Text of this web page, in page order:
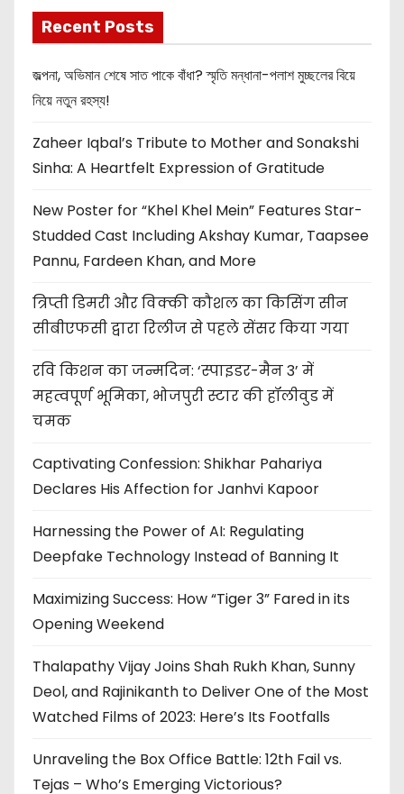
Recent Posts
জল্পনা, অভিমান শেষে সাত পাকে বাঁধা? স্মৃতি মন্ধানা-পলাশ মুচ্ছলের বিয়ে
নিয়ে নতুন রহস্য!
Zaheer Iqbal’s Tribute to Mother and Sonakshi
Sinha: A Heartfelt Expression of Gratitude
New Poster for “Khel Khel Mein” Features Star-
Studded Cast Including Akshay Kumar, Taapsee
Pannu, Fardeen Khan, and More
त्रिप्ती डिमरी और विक्की कौशल का किसिंग सीन
सीबीएफसी द्वारा रिलीज से पहले सेंसर किया गया
रवि किशन का जन्मदिन: ‘स्पाइडर-मैन 3’ में
महत्वपूर्ण भूमिका, भोजपुरी स्टार की हॉलीवुड में
चमक
Captivating Confession: Shikhar Pahariya
Declares His Affection for Janhvi Kapoor
Harnessing the Power of AI: Regulating
Deepfake Technology Instead of Banning It
Maximizing Success: How “Tiger 3” Fared in its
Opening Weekend
Thalapathy Vijay Joins Shah Rukh Khan, Sunny
Deol, and Rajinikanth to Deliver One of the Most
Watched Films of 2023: Here’s Its Footfalls
Unraveling the Box Office Battle: 12th Fail vs.
Tejas – Who’s Emerging Victorious?